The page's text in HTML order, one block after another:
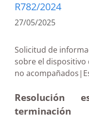
R782/2024
27/05/2025
Solicitud de
sobre el dispositivo
no
Resolución